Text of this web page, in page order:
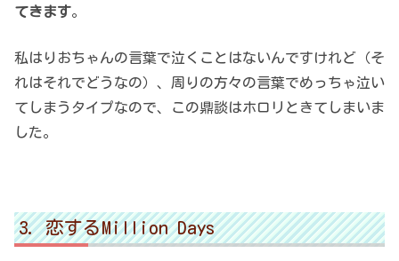
てきます。
私はりおちゃんの言葉で泣くことはないんですけれど（そ
れはそれでどうなの）、周りの方々の言葉でめっちゃ泣い
てしまうタイプなので、この鼎談はホロリときてしまいま
した。
恋するMillion Days